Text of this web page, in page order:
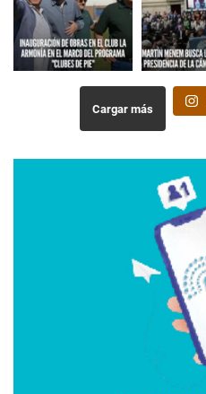
Cargar más